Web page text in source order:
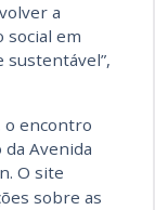
a
social em
sustentável”,
o encontro
Avenida
O site
sobre as